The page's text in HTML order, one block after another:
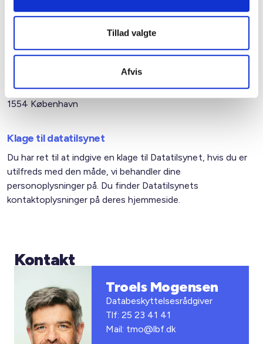
Tillad valgte
Afvis
E-mail:dpo@lbf.dk
Du kan også ringe på tlf. +45 33762000 eller skrive til BL’s
almindelige postadresse:
BL – Danmarks Almene Boliger
Studiestræde 50
1554 København
Klage til datatilsynet
Du har ret til at indgive en klage til Datatilsynet, hvis du er
utilfreds med den måde, vi behandler dine
personoplysninger på. Du finder Datatilsynets
kontaktoplysninger på deres hjemmeside.
Kontakt
Troels Mogensen
Databeskyttelsesrådgiver
Tlf: 25 23 41 41
Mail: tmo@lbf.dk